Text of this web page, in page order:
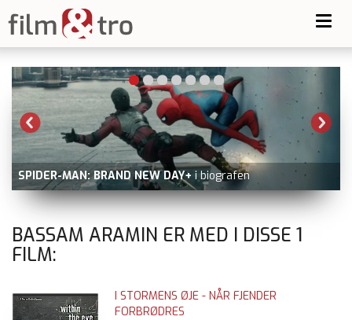
SPIDER-MAN: BRAND NEW DAY+ i biografen
BASSAM ARAMIN ER MED I DISSE 1
FILM:
I STORMENS ØJE - NÅR FJENDER
FORBRØDRES